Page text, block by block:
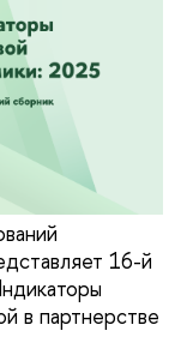
16-й
в партнерстве